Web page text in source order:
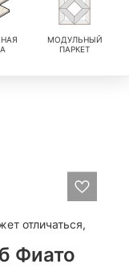
МОДУЛЬНЫЙ
ПАРКЕТ
отличаться,
Фиато